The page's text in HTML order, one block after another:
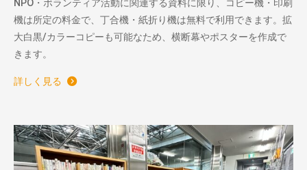
NPO・ボランティア活動に関連する資料に限り、コピー機・印刷
機は所定の料金で、丁合機・紙折り機は無料で利用できます。拡
大白黒/カラーコピーも可能なため、横断幕やポスターを作成で
きます。
詳しく見る